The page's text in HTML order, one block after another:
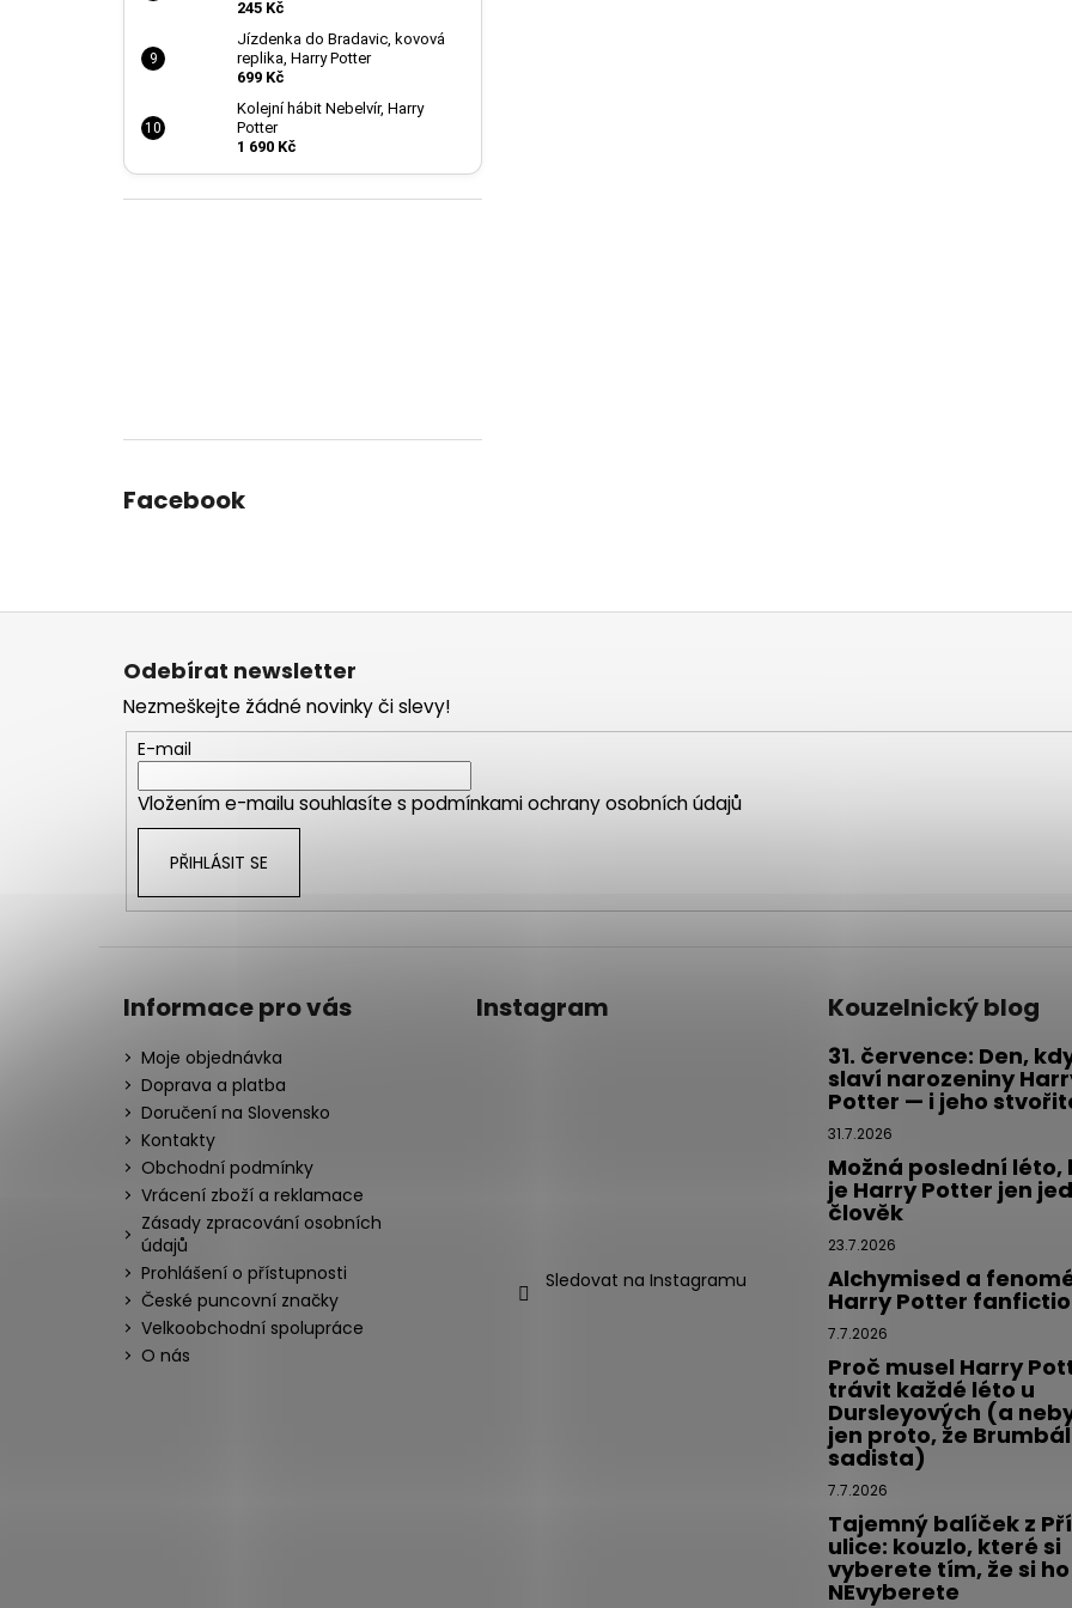
245 Kč
Jízdenka do Bradavic, kovová
replika, Harry Potter
699 Kč
Kolejní hábit Nebelvír, Harry
Potter
1 690 Kč
Facebook
Odebírat newsletter
Nezmeškejte žádné novinky či slevy!
E-mail
Vložením e-mailu souhlasíte s podmínkami ochrany osobních údajů
PŘIHLÁSIT SE
Informace pro vás
Moje objednávka
Doprava a platba
Doručení na Slovensko
Kontakty
Obchodní podmínky
Vrácení zboží a reklamace
Zásady zpracování osobních
údajů
Prohlášení o přístupnosti
České puncovní značky
Velkoobchodní spolupráce
O nás
Instagram
Sledovat na Instagramu
Kouzelnický blog
31. července: Den,
slaví narozeniny
Potter — i jeho
31.7.2026
Možná poslední léto,
je Harry Potter jen
člověk
23.7.2026
Alchymised a
Harry Potter
7.7.2026
Proč musel Harry
trávit každé léto u
Dursleyových (a
jen proto, že
sadista)
7.7.2026
Tajemný balíček z
ulice: kouzlo, které si
vyberete tím, že si ho
NEvyberete